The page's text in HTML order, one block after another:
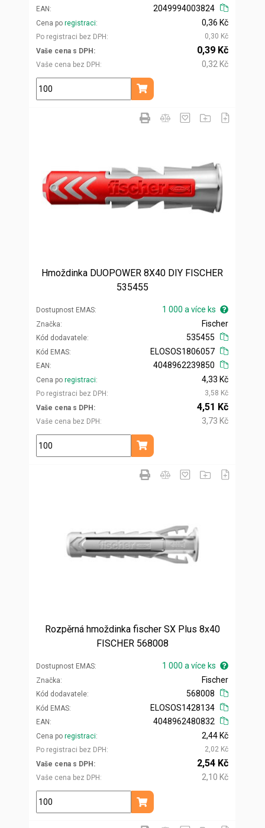
EAN
2049994003824
Cena po registraci
Po registraci bez DPH
0,36 Kč
0,30 Kč
Vaše cena s DPH
Vaše cena bez DPH
0,39 Kč
0,32 Kč
ks
Přidat do košíku
Hmoždinka DUOPOWER 8X40 DIY FISCHER
535455
Dostupnost EMAS 1 000 a více ks
Značka
Kód dodavatele
Fischer
535455
Kód EMAS
EAN
ELOSOS1806057
4048962239850
Cena po registraci
Po registraci bez DPH
4,33 Kč
3,58 Kč
Vaše cena s DPH
Vaše cena bez DPH
4,51 Kč
3,73 Kč
ks
Přidat do košíku
Rozpěrná hmoždinka fischer SX Plus 8x40
FISCHER 568008
Dostupnost EMAS 1 000 a více ks
Značka
Kód dodavatele
Fischer
568008
Kód EMAS
EAN
ELOSOS1428134
4048962480832
Cena po registraci
Po registraci bez DPH
2,44 Kč
2,02 Kč
Vaše cena s DPH
Vaše cena bez DPH
2,54 Kč
2,10 Kč
ks
Přidat do košíku